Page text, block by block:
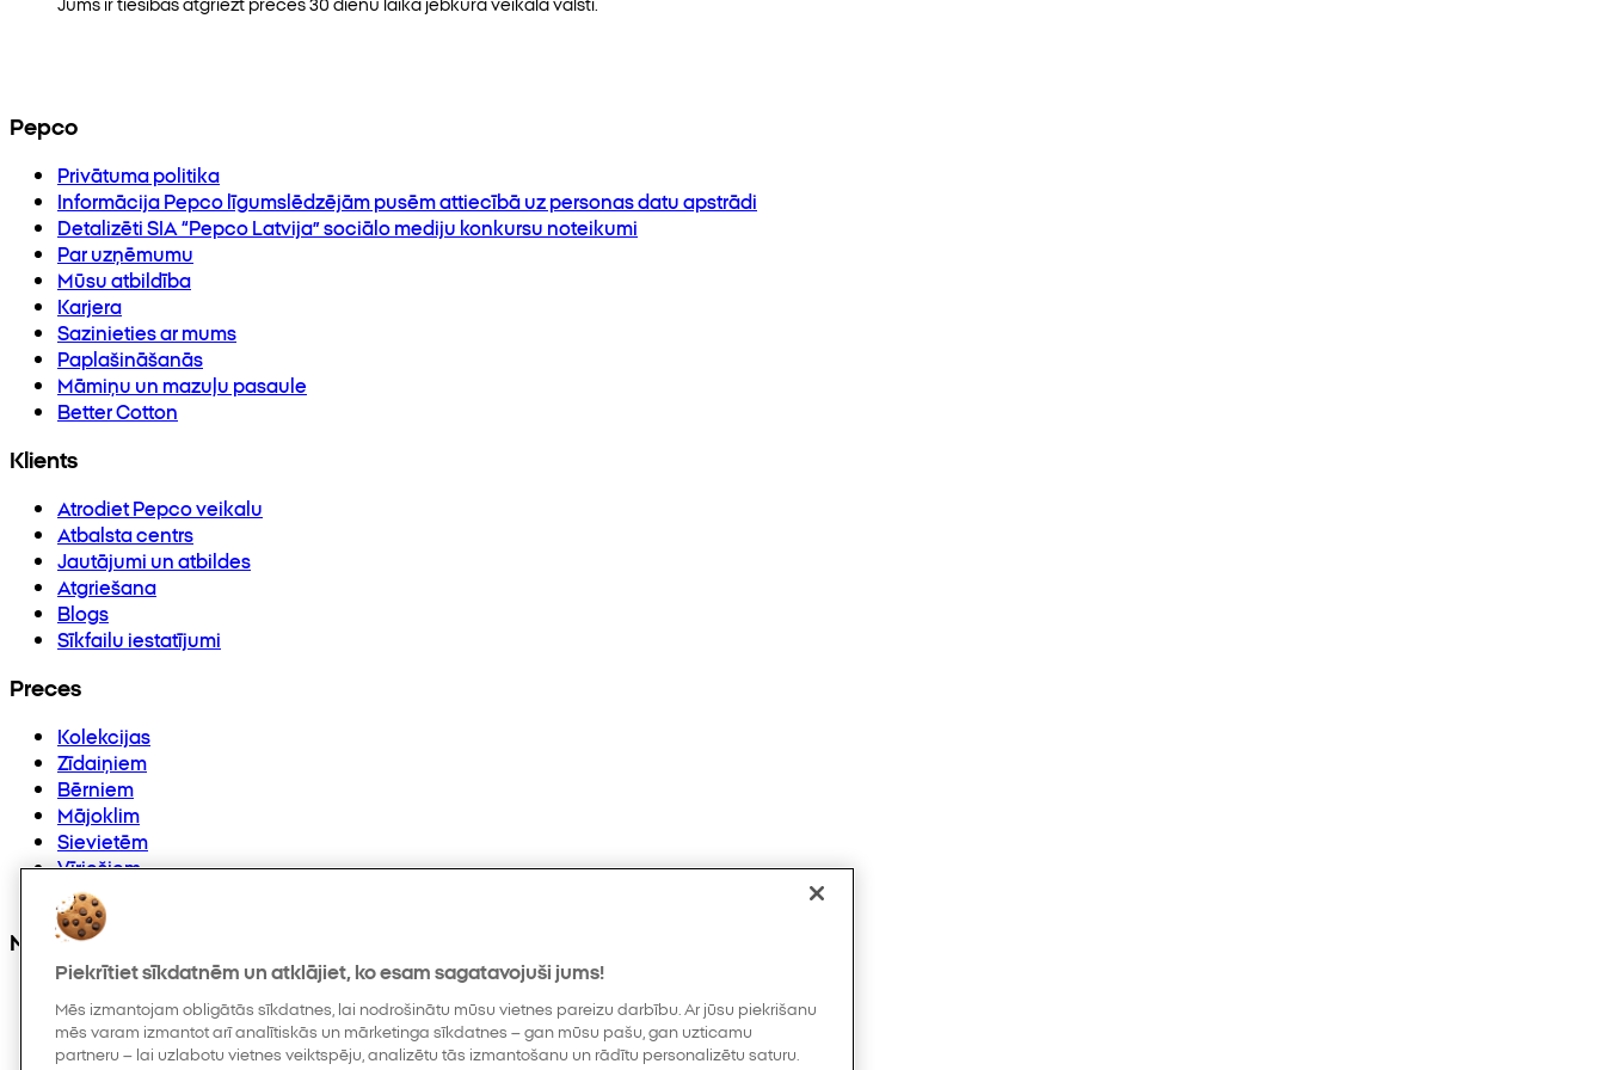
Pepco
Privātuma politika
Informācija Pepco līgumslēdzējām pusēm attiecībā uz personas datu apstrādi
Detalizēti SIA “Pepco Latvija” sociālo mediju konkursu noteikumi
Par uzņēmumu
Mūsu atbildība
Karjera
Sazinieties ar mums
Paplašināšanās
Māmiņu un mazuļu pasaule
Better Cotton
Klients
Atrodiet Pepco veikalu
Atbalsta centrs
Jautājumi un atbildes
Atgriešana
Blogs
Sīkfailu iestatījumi
Preces
Kolekcijas
Zīdaiņiem
Bērniem
Mājoklim
Sievietēm
Vīriešiem
Citi
Mūs varat atrast arī
Piekrītiet sīkdatnēm un atklājiet, ko esam sagatavojuši jums!
Mēs izmantojam obligātās sīkdatnes, lai nodrošinātu mūsu vietnes pareizu darbību. Ar jūsu piekrišanu
mēs varam izmantot arī analītiskās un mārketinga sīkdatnes – gan mūsu pašu, gan uzticamu
partneru – lai uzlabotu vietnes veiktspēju, analizētu tās izmantošanu un rādītu personalizētu saturu.